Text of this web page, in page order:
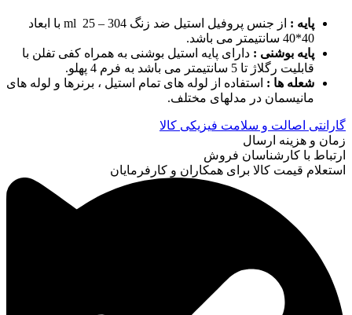
پایه :
از جنس پروفیل استیل ضد زنگ 304 – ml 25 با ابعاد
40*40 سانتیمتر می باشد.
پایه بوشنی : دارای پایه استیل بوشنی به همراه کفی تفلن با
قابلیت رگلاژ تا 5 سانتیمتر می باشد به فرم 4 پهلو.
شعله ها : استفاده از لوله های تمام استیل ، برنرها و لوله های
مانیسمان در مدلهای مختلف.
گارانتی اصالت و سلامت فیزیکی کالا
زمان و هزینه ارسال
ارتباط با کارشناسان فروش
استعلام قیمت کالا برای همکاران و کارفرمایان